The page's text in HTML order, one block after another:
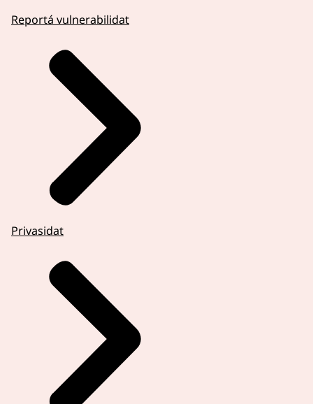
Reportá vulnerabilidat
Privasidat